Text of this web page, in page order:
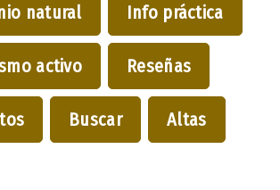
natural Info práctica
activo Reseñas
Buscar Altas